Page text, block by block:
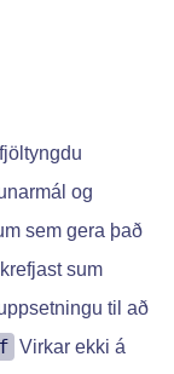
og
sem gera það
sum
til að
Virkar ekki á